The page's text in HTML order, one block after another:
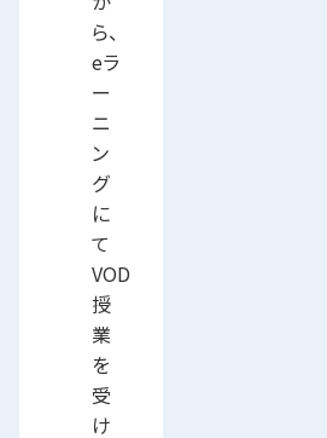
ら、
eラ
ー
ニ
ン
グ
に
て
VOD
授
業
を
受
け